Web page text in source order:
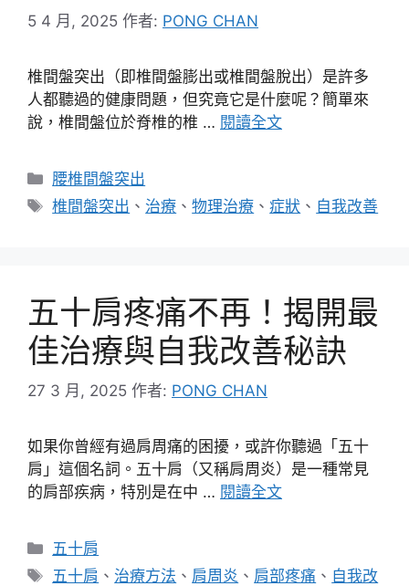
5 4 月, 2025 作者: PONG CHAN
椎間盤突出（即椎間盤膨出或椎間盤脫出）是許多
人都聽過的健康問題，但究竟它是什麼呢？簡單來
說，椎間盤位於脊椎的椎 … 閱讀全文
分
類
腰椎間盤突出
標
椎間盤突出 、 治療 、物理治療 、症狀 、 自我改善
五十肩疼痛不再！揭開最
佳治療與自我改善秘訣
27 3 月, 2025 作者: PONG CHAN
如果你曾經有過肩周痛的困擾，或許你聽過「五十
肩」這個名詞。五十肩（又稱肩周炎）是一種常見
的肩部疾病，特別是在中 … 閱讀全文
分
類
五十肩
標
五十肩 、 治療方法 、 肩周炎 、 肩部疼痛 、 自我改